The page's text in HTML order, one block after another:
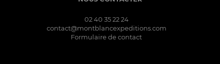
02 40 35 22 24
contact@montblancexpeditions.com
Formulaire de contact